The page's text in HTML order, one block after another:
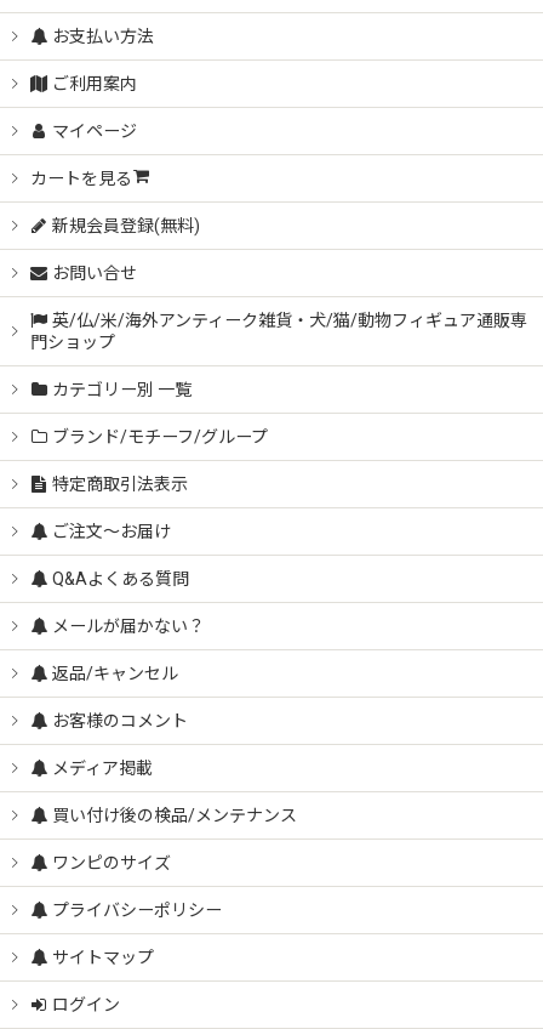
お支払い方法
ご利用案内
マイページ
カートを見る
新規会員登録(無料)
お問い合せ
英/仏/米/海外アンティーク雑貨・犬/猫/動物フィギュア通販専
門ショップ
カテゴリー別 一覧
ブランド/モチーフ/グループ
特定商取引法表示
ご注文～お届け
Q&Aよくある質問
メールが届かない？
返品/キャンセル
お客様のコメント
メディア掲載
買い付け後の検品/メンテナンス
ワンピのサイズ
プライバシーポリシー
サイトマップ
ログイン